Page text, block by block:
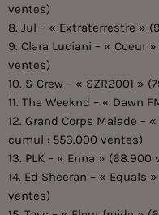
ventes)
8. Jul – « Extraterrestre »
9. Clara Luciani – « Coeur
ventes)
10. S-Crew – « SZR2001 »
11. The Weeknd – « Dawn
12. Grand Corps Malade –
cumul : 553.000 ventes)
13. PLK – « Enna »
14. Ed Sheeran – «
ventes)